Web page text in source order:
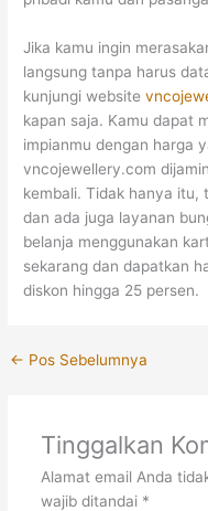
Jika kamu ingin
langsung tanpa harus
kunjungi website
kapan saja. Kamu dapat
impianmu dengan harga
vncojewellery.com
kembali. Tidak hanya itu,
dan ada juga layanan
belanja menggunakan
sekarang dan dapatkan
diskon hingga 25 persen.
← Pos Sebelumnya
Tinggalkan
Alamat email Anda
wajib ditandai *